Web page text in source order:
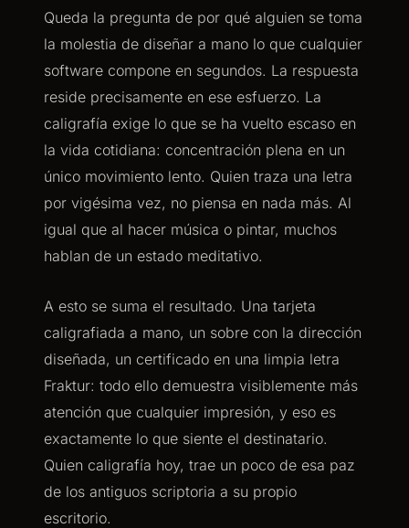
Queda la pregunta de por qué alguien se toma
la molestia de diseñar a mano lo que cualquier
software compone en segundos. La respuesta
reside precisamente en ese esfuerzo. La
caligrafía exige lo que se ha vuelto escaso en
la vida cotidiana: concentración plena en un
único movimiento lento. Quien traza una letra
por vigésima vez, no piensa en nada más. Al
igual que al hacer música o pintar, muchos
hablan de un estado meditativo.
A esto se suma el resultado. Una tarjeta
caligrafiada a mano, un sobre con la dirección
diseñada, un certificado en una limpia letra
Fraktur: todo ello demuestra visiblemente más
atención que cualquier impresión, y eso es
exactamente lo que siente el destinatario.
Quien caligrafía hoy, trae un poco de esa paz
de los antiguos scriptoria a su propio
escritorio.